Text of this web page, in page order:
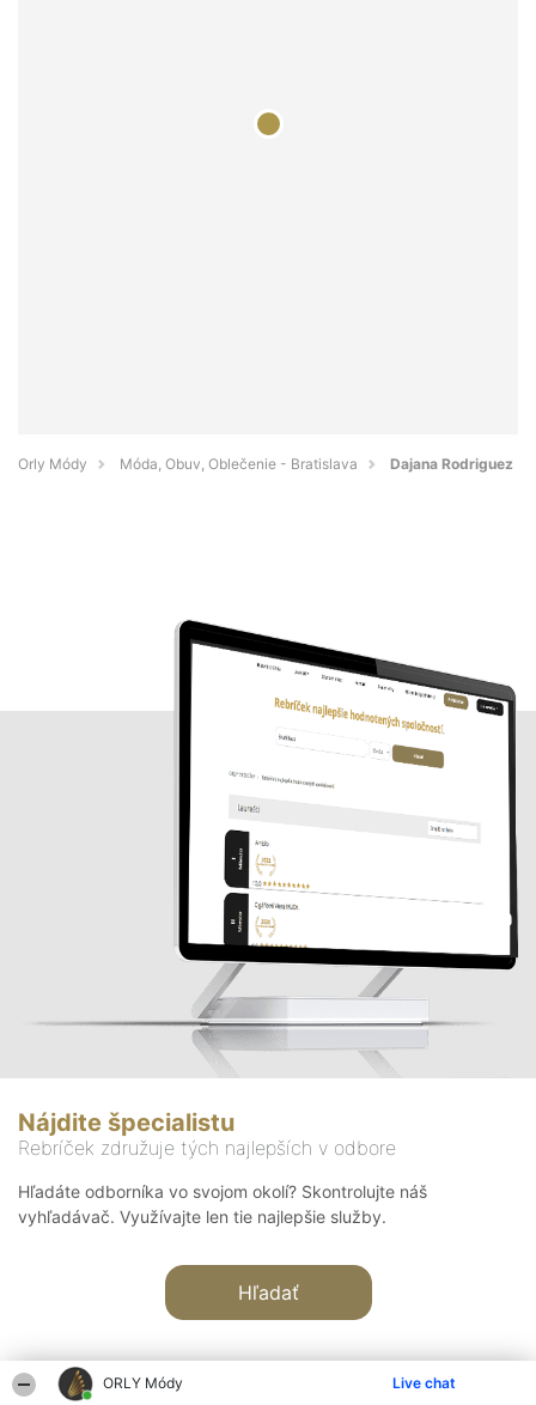
ORLY Módy Live chat
Orly Módy Móda, Obuv, Oblečenie - Bratislava Dajana Rodriguez
Nájdite špecialistu
Rebríček združuje tých najlepších v odbore
Hľadáte odborníka vo svojom okolí? Skontrolujte náš
vyhľadávač. Využívajte len tie najlepšie služby.
Hľadať